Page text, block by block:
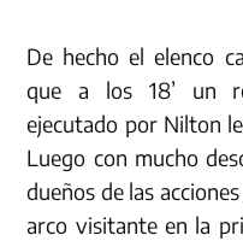
De hecho el elenco
que a los 18’ un
ejecutado por Nilton
Luego con mucho
dueños de las
arco visitante en la